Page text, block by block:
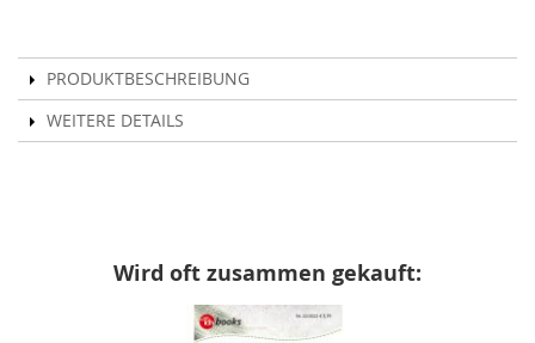
PRODUKTBESCHREIBUNG
WEITERE DETAILS
Wird oft zusammen gekauft: